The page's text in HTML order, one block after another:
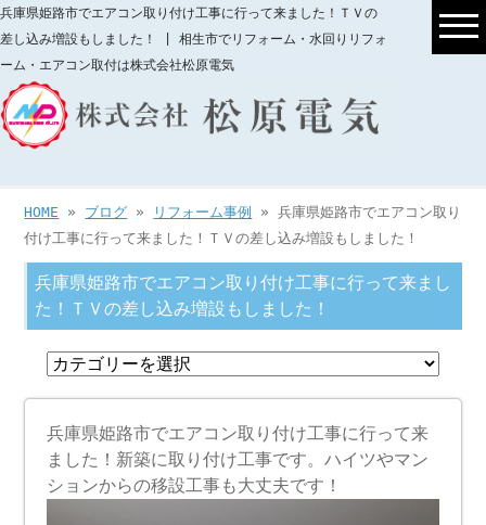
兵庫県姫路市でエアコン取り付け工事に行って来ました！ＴＶの
差し込み増設もしました！ | 相生市でリフォーム・水回りリフォ
ーム・エアコン取付は株式会社松原電気
HOME » ブログ » リフォーム事例
» 兵庫県姫路市でエアコン取り
付け工事に行って来ました！ＴＶの差し込み増設もしました！
兵庫県姫路市でエアコン取り付け工事に行って来まし
た！ＴＶの差し込み増設もしました！
兵庫県姫路市でエアコン取り付け工事に行って来
ました！新築に取り付け工事です。ハイツやマン
ションからの移設工事も大丈夫です！